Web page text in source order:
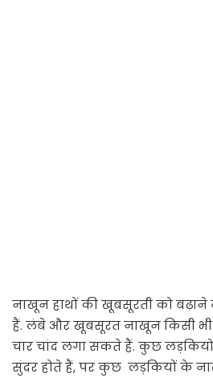
नाखून हाथों की खूबसूरती को
हैं. लंबे और खूबसूरत नाखून किसी
चार चांद लगा सकते हैं. कुछ
सुंदर होते हैं, पर कुछ लड़कियों के